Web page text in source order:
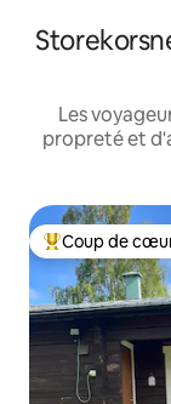
Les
propreté et
Coup de cœur
Coup de